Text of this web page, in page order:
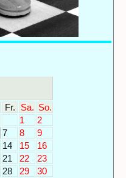
Fr. Sa. So.
1
2
7 8
9
14 15
16
21 22
23
28 29
30